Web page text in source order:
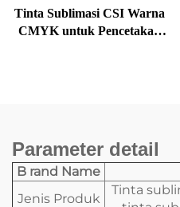
Tinta Sublimasi CSI Warna
CMYK untuk Pencetakan
Parameter detail
B rand Name
Jenis Produk
Tinta